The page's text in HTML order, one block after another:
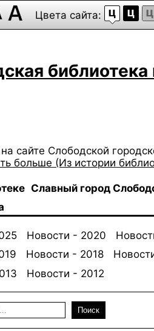
Цвета сайта:
сайте Слободской
больше (Из истории
Славный город
Новости - 2020
Новости - 2018
Новости - 2012
Поиск